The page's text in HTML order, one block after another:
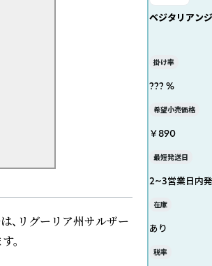
、リグーリア州サルザー
。
ベジタリアン
掛け率
??? %
希望小売価格
￥890
最短発送日
2~3営業日内
在庫
あり
税率